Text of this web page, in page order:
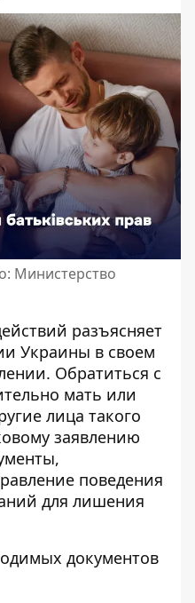
Министерство
разъясняет
Украины в своем
Обратиться с
мать или
лица такого
заявлению
поведения
для лишения
документов